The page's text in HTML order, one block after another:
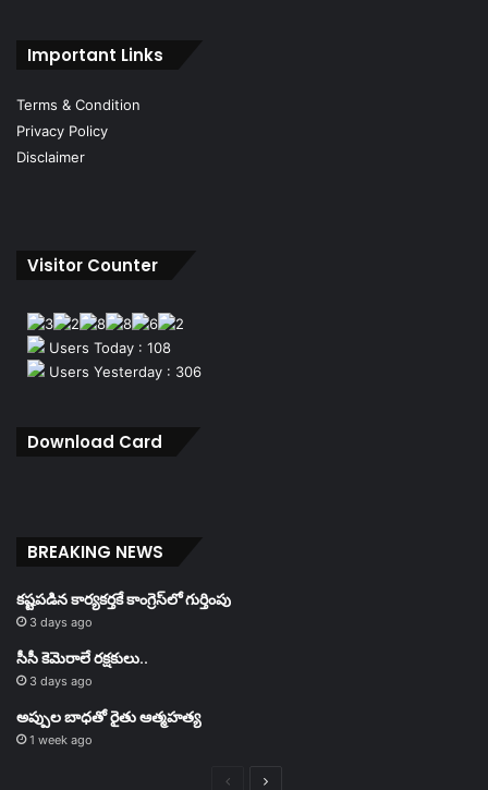
Important Links
Terms & Condition
Privacy Policy
Disclaimer
Visitor Counter
Users Today : 108
Users Yesterday : 306
Download Card
BREAKING NEWS
కష్టపడిన కార్యకర్తకే కాంగ్రెస్‌లో గుర్తింపు
3 days ago
సీసీ కెమెరాలే రక్షకులు..
3 days ago
అప్పుల బాధతో రైతు ఆత్మహత్య
1 week ago
PreviousNext